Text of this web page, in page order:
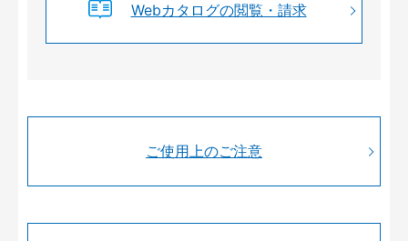
Webカタログの閲覧・請求
ご使用上のご注意